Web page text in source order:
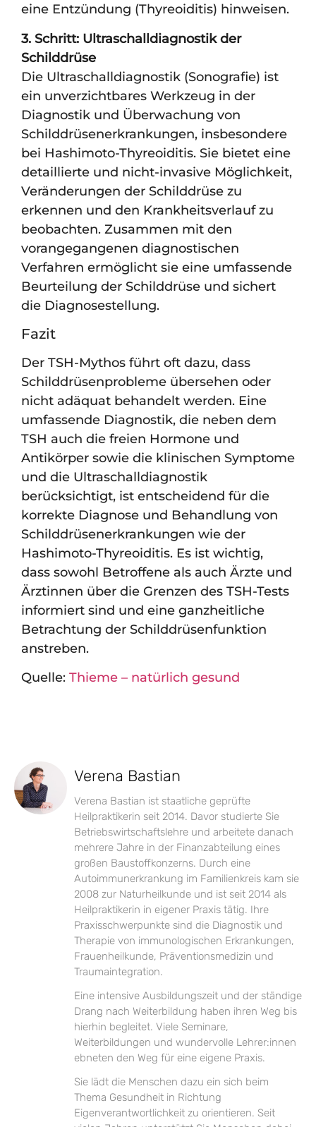
eine Entzündung (Thyreoiditis) hinweisen.
3. Schritt: Ultraschalldiagnostik der
Schilddrüse
Die Ultraschalldiagnostik (Sonografie) ist
ein unverzichtbares Werkzeug in der
Diagnostik und Überwachung von
Schilddrüsenerkrankungen, insbesondere
bei Hashimoto-Thyreoiditis. Sie bietet eine
detaillierte und nicht-invasive Möglichkeit,
Veränderungen der Schilddrüse zu
erkennen und den Krankheitsverlauf zu
beobachten. Zusammen mit den
vorangegangenen diagnostischen
Verfahren ermöglicht sie eine umfassende
Beurteilung der Schilddrüse und sichert
die Diagnosestellung.
Fazit
Der TSH-Mythos führt oft dazu, dass
Schilddrüsenprobleme übersehen oder
nicht adäquat behandelt werden. Eine
umfassende Diagnostik, die neben dem
TSH auch die freien Hormone und
Antikörper sowie die klinischen Symptome
und die Ultraschalldiagnostik
berücksichtigt, ist entscheidend für die
korrekte Diagnose und Behandlung von
Schilddrüsenerkrankungen wie der
Hashimoto-Thyreoiditis. Es ist wichtig,
dass sowohl Betroffene als auch Ärzte und
Ärztinnen über die Grenzen des TSH-Tests
informiert sind und eine ganzheitliche
Betrachtung der Schilddrüsenfunktion
anstreben.
Quelle: Thieme – natürlich gesund
Verena Bastian
Verena Bastian ist staatliche geprüfte
Heilpraktikerin seit 2014. Davor studierte Sie
Betriebswirtschaftslehre und arbeitete danach
mehrere Jahre in der Finanzabteilung eines
großen Baustoffkonzerns. Durch eine
Autoimmunerkrankung im Familienkreis kam sie
2008 zur Naturheilkunde und ist seit 2014 als
Heilpraktikerin in eigener Praxis tätig. Ihre
Praxisschwerpunkte sind die Diagnostik und
Therapie von immunologischen Erkrankungen,
Frauenheilkunde, Präventionsmedizin und
Traumaintegration.
Eine intensive Ausbildungszeit und der ständige
Drang nach Weiterbildung haben ihren Weg bis
hierhin begleitet. Viele Seminare,
Weiterbildungen und wundervolle Lehrer:innen
ebneten den Weg für eine eigene Praxis.
Sie lädt die Menschen dazu ein sich beim
Thema Gesundheit in Richtung
Eigenverantwortlichkeit zu orientieren. Seit